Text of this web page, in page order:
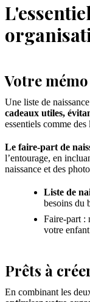
Votre
Une liste de naissance
cadeaux utiles,
essentiels comme
Le faire-part de
l’entourage, en
naissance et des
Liste de
besoins du
Faire-part :
votre
Prêts à
En combinant les